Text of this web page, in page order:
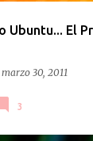
Ubuntu... El
marzo 30, 2011
3